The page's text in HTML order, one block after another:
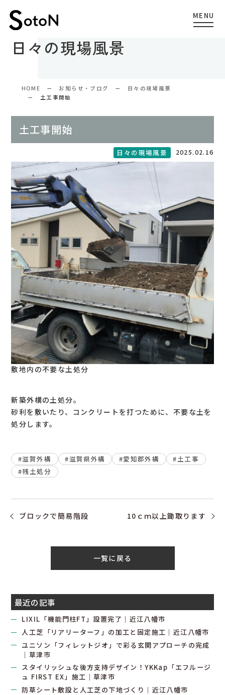
日々の現場風景
HOME お知らせ・ブログ
日々の現場風景
土工事開始
土工事開始
日々の現場風景 2025.02.16
敷地内の不要な土処分
新築外構の土処分。
砂利を敷いたり、コンクリートを打つために、不要な土を
処分します。
#滋賀外構 #滋賀県外構 #愛知郡外構
#土工事
#残土処分
10ｃｍ以上鋤取ります
ブロックで簡易階段
一覧に戻る
最近の記事
LIXIL「機能門柱FT」設置完了｜近江八幡市
人工芝「リアリーターフ」の加工と固定施工｜近江八幡市
ユニソン「フィレットジオ」で彩る玄関アプローチの完成
｜草津市
スタイリッシュな後方支持デザイン！YKKap「エフルージ
ュ FIRST EX」施工｜草津市
防草シート敷設と人工芝の下地づくり｜近江八幡市